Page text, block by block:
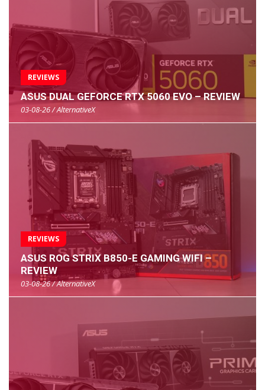
REVIEWS
ASUS DUAL GEFORCE RTX 5060 EVO – REVIEW
03-08-26 / AlternativeX
REVIEWS
ASUS ROG STRIX B850-E GAMING WIFI –
REVIEW
03-08-26 / AlternativeX